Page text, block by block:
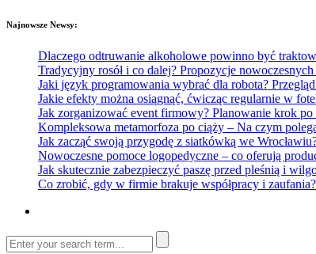
Najnowsze Newsy:
Dlaczego odtruwanie alkoholowe powinno być
Tradycyjny rosół i co dalej? Propozycje
Jaki język programowania wybrać dla robota?
Jakie efekty można osiągnąć, ćwicząc regularnie w
Jak zorganizować event firmowy? Planowanie krok po
Kompleksowa metamorfoza po ciąży – Na czym
Jak zacząć swoją przygodę z siatkówką we
Nowoczesne pomoce logopedyczne – co oferują
Jak skutecznie zabezpieczyć paszę przed pleśnią i
Co zrobić, gdy w firmie brakuje współpracy i zaufania?